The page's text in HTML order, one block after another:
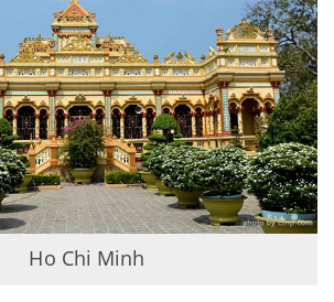
Ho Chi Minh